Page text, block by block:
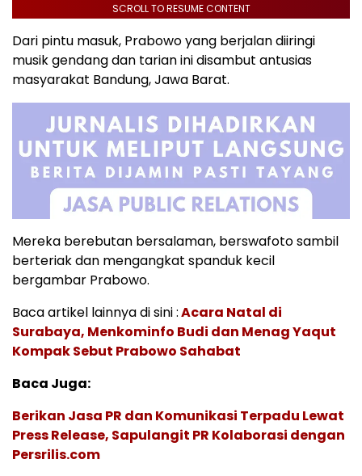
SCROLL TO RESUME CONTENT
Dari pintu masuk, Prabowo yang berjalan diiringi
musik gendang dan tarian ini disambut antusias
masyarakat Bandung, Jawa Barat.
Mereka berebutan bersalaman, berswafoto sambil
berteriak dan mengangkat spanduk kecil
bergambar Prabowo.
Baca artikel lainnya di sini :Acara Natal di
Surabaya, Menkominfo Budi dan Menag Yaqut
Kompak Sebut Prabowo Sahabat
Baca Juga:
Berikan Jasa PR dan Komunikasi Terpadu Lewat
Press Release, Sapulangit PR Kolaborasi dengan
Persrilis.com